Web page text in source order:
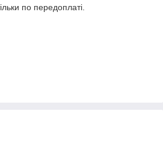
по передоплаті.